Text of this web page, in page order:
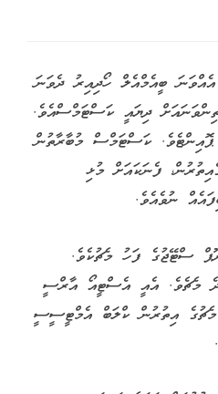
ބީއެމްއެލް ހޯދިއިރު ދެވަނަ
ދިޔައީ ކަސްޓަމްސްއެވެ.
މި ތިން ޓީމަށްވެސް ލިބުނީ 6 ޕޮއިންޓެވެ. ކަސްޓަމްސް މުބާރާތުން
ފެނަކައަށް މުޅި
ނުވެއެވެ.
ސްޓޭޖުގެ ފަހު މެޗުކެވެ.
ކުޅޭނީ ދެ މެޗެވެ. އެއީ އެސްޓީއޯ އާރްސީ
އިތުރުން ކްލަބް އެމްޓީސީސީ